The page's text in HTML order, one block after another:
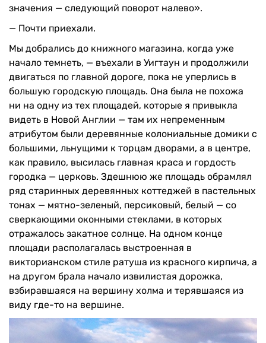
значения — следующий поворот налево».
— Почти приехали.
Мы добрались до книжного магазина, когда уже
начало темнеть, — въехали в Уигтаун и продолжили
двигаться по главной дороге, пока не уперлись в
большую городскую площадь. Она была не похожа
ни на одну из тех площадей, которые я привыкла
видеть в Новой Англии — там их непременным
атрибутом были деревянные колониальные домики с
большими, льнущими к торцам дворами, а в центре,
как правило, высилась главная краса и гордость
городка — церковь. Здешнюю же площадь обрамлял
ряд старинных деревянных коттеджей в пастельных
тонах — мятно-зеленый, персиковый, белый — со
сверкающими оконными стеклами, в которых
отражалось закатное солнце. На одном конце
площади располагалась выстроенная в
викторианском стиле ратуша из красного кирпича, а
на другом брала начало извилистая дорожка,
взбиравшаяся на вершину холма и терявшаяся из
виду где-то на вершине.